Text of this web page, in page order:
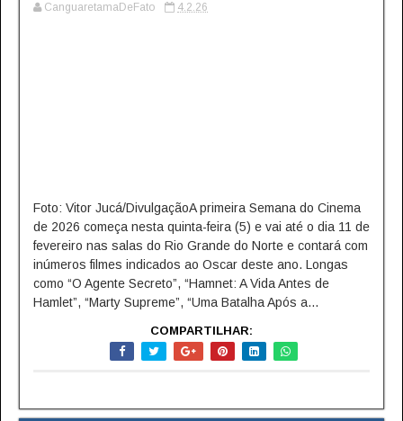
CanguaretamaDeFato 4.2.26
Foto: Vitor Jucá/DivulgaçãoA primeira Semana do Cinema
de 2026 começa nesta quinta-feira (5) e vai até o dia 11 de
fevereiro nas salas do Rio Grande do Norte e contará com
inúmeros filmes indicados ao Oscar deste ano. Longas
como “O Agente Secreto”, “Hamnet: A Vida Antes de
Hamlet”, “Marty Supreme”, “Uma Batalha Após a...
COMPARTILHAR: